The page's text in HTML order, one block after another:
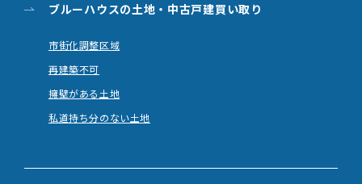
ブルーハウスの土地・ 中古戸建買い取り
市街化調整区域
再建築不可
擁壁がある土地
私道持ち分のない土地